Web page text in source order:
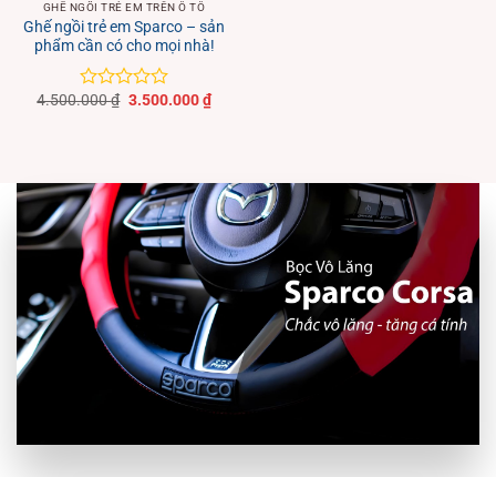
GHẾ NGỒI TRẺ EM TRÊN Ô TÔ
Ghế ngồi trẻ em Sparco – sản
phẩm cần có cho mọi nhà!
Được
sao
4.500.000₫ Giá
3.500.000₫Giá
hiện